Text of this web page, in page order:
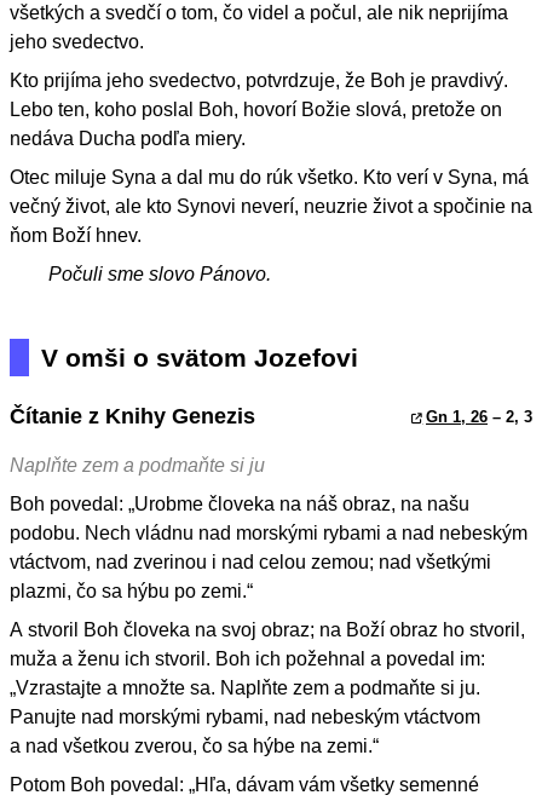
všetkých a svedčí o tom, čo videl a počul, ale nik neprijíma
jeho svedectvo.
Kto prijíma jeho svedectvo, potvrdzuje, že Boh je pravdivý.
Lebo ten, koho poslal Boh, hovorí Božie slová, pretože on
nedáva Ducha podľa miery.
Otec miluje Syna a dal mu do rúk všetko. Kto verí v Syna, má
večný život, ale kto Synovi neverí, neuzrie život a spočinie na
ňom Boží hnev.
Počuli sme slovo Pánovo.
V omši o svätom Jozefovi
Čítanie z Knihy Genezis Gn 1, 26 – 2, 3
Naplňte zem a podmaňte si ju
Boh povedal: „Urobme človeka na náš obraz, na našu
podobu. Nech vládnu nad morskými rybami a nad nebeským
vtáctvom, nad zverinou i nad celou zemou; nad všetkými
plazmi, čo sa hýbu po zemi.“
A stvoril Boh človeka na svoj obraz; na Boží obraz ho stvoril,
muža a ženu ich stvoril. Boh ich požehnal a povedal im:
„Vzrastajte a množte sa. Naplňte zem a podmaňte si ju.
Panujte nad morskými rybami, nad nebeským vtáctvom
a nad všetkou zverou, čo sa hýbe na zemi.“
Potom Boh povedal: „Hľa, dávam vám všetky semenné